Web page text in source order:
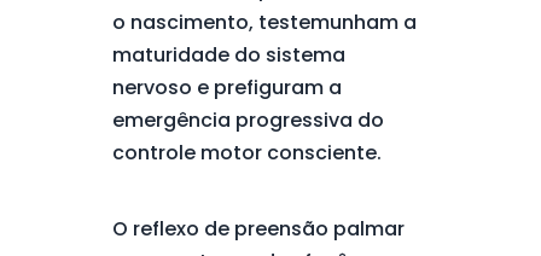
o nascimento, testemunham a
maturidade do sistema
nervoso e prefiguram a
emergência progressiva do
controle motor consciente.
O reflexo de preensão palmar